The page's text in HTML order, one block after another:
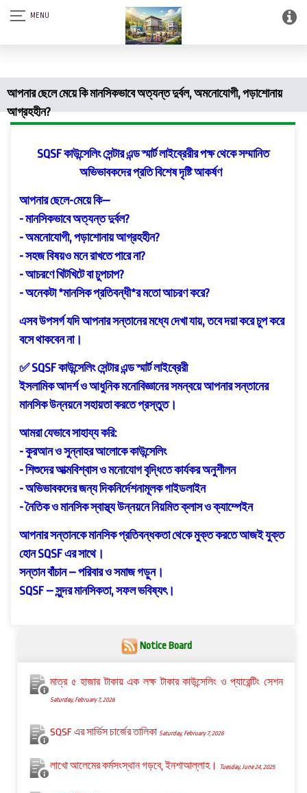
আস-সালামু আলাইকুম। SQSF-কাউন্সেলিং সেন্টার এন্ড স্মার্ট লাইব্রেরী (আত্নশুদ্ধির
সফটওয়্যার)।
আপনার ছেলে মেয়ে কি মানসিকভাবে অত্যন্ত দুর্বল, অমনোযোগী, পড়াশোনায়
আগ্রহহীন?
SQSF কাউন্সেলিং সেন্টার এন্ড স্মার্ট লাইব্রেরীর পক্ষ থেকে সম্মানিত
অভিভাবকদের প্রতি বিশেষ দৃষ্টি আকর্ষণ
আপনার ছেলে-মেয়ে কি—
- মানসিকভাবে অত্যন্ত দুর্বল?
- অমনোযোগী, পড়াশোনায় আগ্রহহীন?
- সহজ বিষয়ও মনে রাখতে পারে না?
- আচরণে খিটখিটে বা চুপচাপ?
- অনেকটা *মানসিক প্রতিবন্ধী*র মতো আচরণ করে?
এসব উপসর্গ যদি আপনার সন্তানের মধ্যে দেখা যায়, তবে দয়া করে চুপ করে
বসে থাকবেন না।
✅ SQSF কাউন্সেলিং সেন্টার এন্ড স্মার্ট লাইব্রেরী
ইসলামিক আদর্শ ও আধুনিক মনোবিজ্ঞানের সমন্বয়ে আপনার সন্তানের
মানসিক উন্নয়নে সহায়তা করতে প্রস্তুত।
আমরা যেভাবে সাহায্য করি:
- কুরআন ও সুন্নাহর আলোকে কাউন্সেলিং
- শিশুদের আত্মবিশ্বাস ও মনোযোগ বৃদ্ধিতে কার্যকর অনুশীলন
- অভিভাবকদের জন্য দিকনির্দেশনামূলক গাইডলাইন
- নৈতিক ও মানসিক স্বাস্থ্য উন্নয়নে নিয়মিত ক্লাস ও ক্যাম্পেইন
আপনার সন্তানকে মানসিক প্রতিবন্ধকতা থেকে মুক্ত করতে আজই যুক্ত
হোন SQSF এর সাথে।
সন্তান বাঁচান – পরিবার ও সমাজ গড়ুন।
SQSF – সুন্দর মানসিকতা, সফল ভবিষ্যৎ।
Notice Board
মাত্র ৫ হাজার টাকায় এক লক্ষ টাকার কাউন্সেলিং ও প্যারেন্টিং সেশন
Saturday, February 7, 2026
SQSF এর সার্ভিস চার্জের তালিকা Saturday, February 7, 2026
লাখো আলেমের কর্মসংস্থান গড়বে, ইনশাআল্লাহ। Tuesday, June 24, 2025